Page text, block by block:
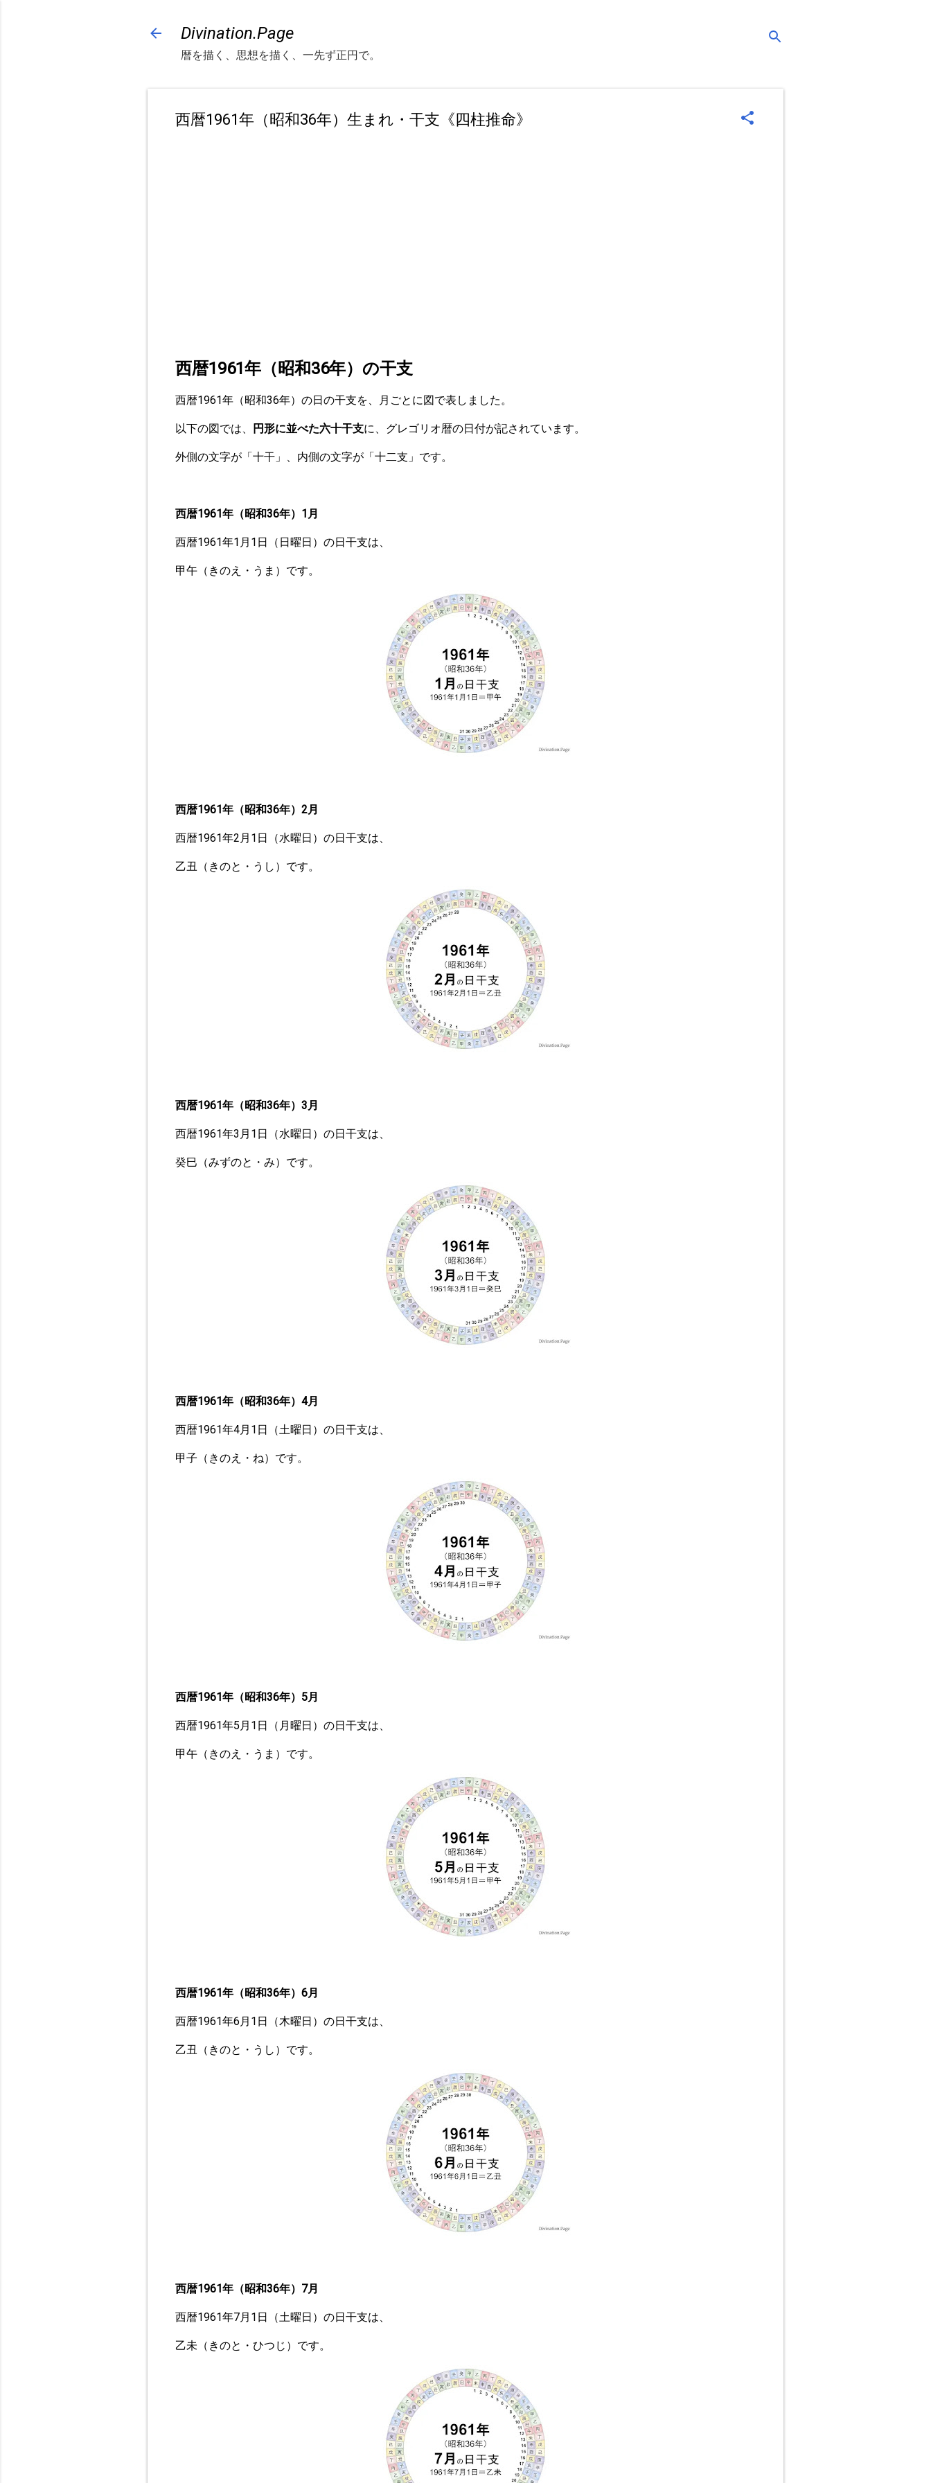
Divination.Page
暦を描く、思想を描く、一先ず正円で。
西暦1961年（昭和36年）生まれ・干支《四柱推命》
西暦1961年（昭和36年）の干支
西暦1961年（昭和36年）の日の干支を、月ごとに図で表しました。
以下の図では、 円形に並べた六十干支に、グレゴリオ暦の日付が記されています。
外側の文字が「十干」、内側の文字が「十二支」です。
西暦1961年（昭和36年）1月
西暦1961年1月1日（日曜日）の日干支は、
甲午（きのえ・うま）です。
西暦1961年（昭和36年）2月
西暦1961年2月1日（水曜日）の日干支は、
乙丑（きのと・うし）です。
西暦1961年（昭和36年）3月
西暦1961年3月1日（水曜日）の日干支は、
癸巳（みずのと・み）です。
西暦1961年（昭和36年）4月
西暦1961年4月1日（土曜日）の日干支は、
甲子（きのえ・ね）です。
西暦1961年（昭和36年）5月
西暦1961年5月1日（月曜日）の日干支は、
甲午（きのえ・うま）です。
西暦1961年（昭和36年）6月
西暦1961年6月1日（木曜日）の日干支は、
乙丑（きのと・うし）です。
西暦1961年（昭和36年）7月
西暦1961年7月1日（土曜日）の日干支は、
乙未（きのと・ひつじ）です。